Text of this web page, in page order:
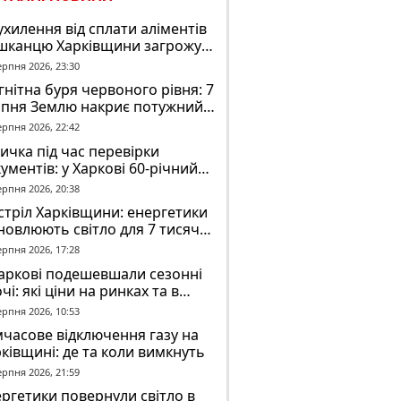
від сплати аліментів
Харківщини загрожує
років обмеження волі
2026, 23:30
буря червоного рівня: 7
Землю накриє потужний
шторм
2026, 22:42
під час перевірки
у Харкові 60-річний
постраждав у конфлікті з
2026, 20:38
Харківщини: енергетики
світло для 7 тисяч
2026, 17:28
подешевшали сезонні
які ціни на ринках та в
2026, 10:53
відключення газу на
де та коли вимкнуть
2026, 21:59
повернули світло в